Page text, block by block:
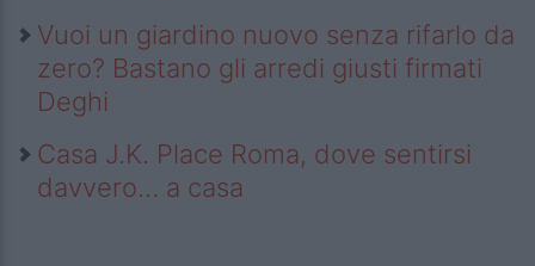
Vuoi un giardino nuovo senza rifarlo da
zero? Bastano gli arredi giusti firmati
Deghi
Casa J.K. Place Roma, dove sentirsi
davvero… a casa